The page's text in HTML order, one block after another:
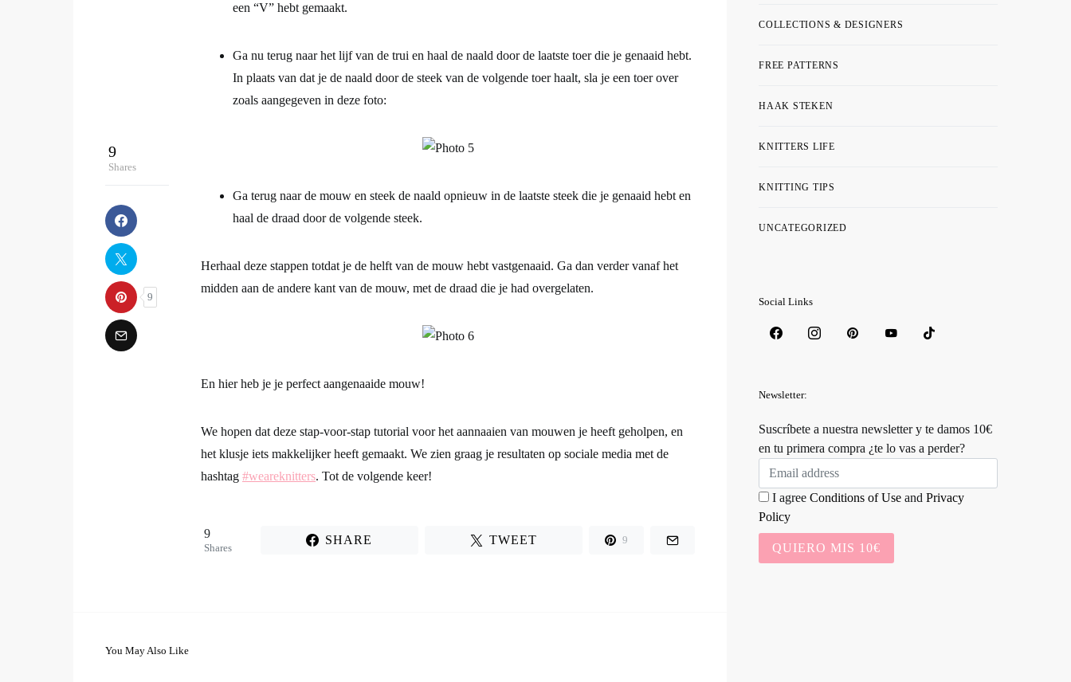
een “V” hebt gemaakt.
Ga nu terug naar het lijf van de trui en haal de naald door de laatste toer die je genaaid hebt.
In plaats van dat je de naald door de steek van de volgende toer haalt, sla je een toer over
zoals aangegeven in deze foto:
Ga terug naar de mouw en steek de naald opnieuw in de laatste steek die je genaaid hebt en
haal de draad door de volgende steek.
Herhaal deze stappen totdat je de helft van de mouw hebt vastgenaaid. Ga dan verder vanaf het
midden aan de andere kant van de mouw, met de draad die je had overgelaten.
En hier heb je je perfect aangenaaide mouw!
We hopen dat deze stap-voor-stap tutorial voor het aannaaien van mouwen je heeft geholpen, en
het klusje iets makkelijker heeft gemaakt. We zien graag je resultaten op sociale media met de
hashtag #weareknitters. Tot de volgende keer!
9
Shares
SHARE TWEET 9
You May Also Like
COLLECTIONS & DESIGNERS
FREE PATTERNS
HAAK STEKEN
KNITTERS LIFE
KNITTING TIPS
UNCATEGORIZED
Social Links
Newsletter:
Suscríbete a nuestra newsletter y te damos 10€
en tu primera compra ¿te lo vas a perder?
I agree Conditions of Use and Privacy
Policy
QUIERO MIS 10€